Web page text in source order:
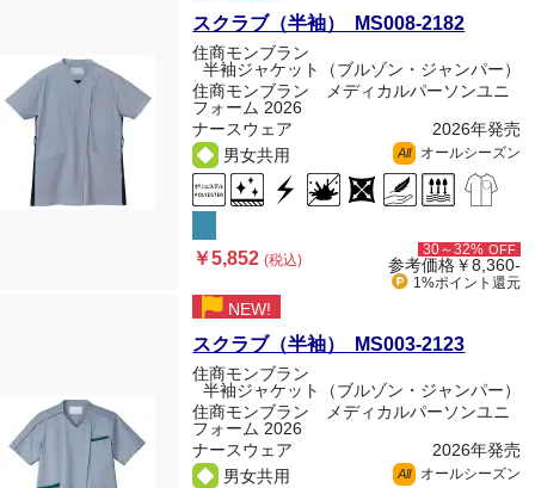
スクラブ（半袖） MS008-2182
住商モンブラン
半袖ジャケット（ブルゾン・ジャンパー）
住商モンブラン メディカルパーソンユニ
フォーム 2026
ナースウェア
2026年発売
男女共用
All オールシーズン
￥5,852(税込)
30～32% OFF
参考価格￥8,360-
1%ポイント 還元
NEW!
スクラブ（半袖） MS003-2123
住商モンブラン
半袖ジャケット（ブルゾン・ジャンパー）
住商モンブラン メディカルパーソンユニ
フォーム 2026
ナースウェア
2026年発売
男女共用
All オールシーズン